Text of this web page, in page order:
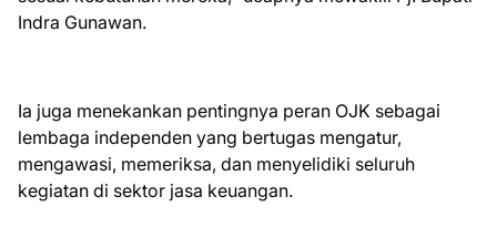
Indra Gunawan.
Ia juga menekankan pentingnya peran OJK sebagai
lembaga independen yang bertugas mengatur,
mengawasi, memeriksa, dan menyelidiki seluruh
kegiatan di sektor jasa keuangan.